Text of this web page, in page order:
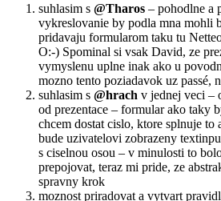
suhlasim s @Tharos – pohodlne a
vykreslovanie by podla mna mohli
pridavaju formularom taku tu
O:-) Spominal si vsak David, ze
vymyslenu uplne inak ako u
mozno tento poziadavok uz passé,
suhlasim s @hrach v jednej veci –
od prezentace – formular ako taky
chcem dostat cislo, ktore splnuje to
bude uzivatelovi zobrazeny
s ciselnou osou – v minulosti to
prepojovat, teraz mi pride, ze
spravny krok
moznost priradovat a vytvart